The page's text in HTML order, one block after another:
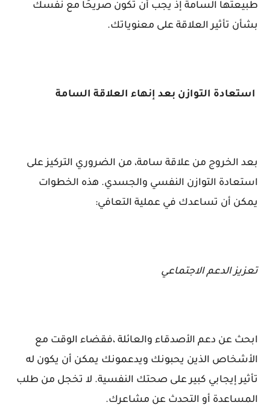
طبيعتها السامة إذ يجب أن تكون صريحًا مع نفسك
بشأن تأثير العلاقة على معنوياتك.
استعادة التوازن بعد إنهاء العلاقة السامة
بعد الخروج من علاقة سامة، من الضروري التركيز على
استعادة التوازن النفسي والجسدي. هذه الخطوات
يمكن أن تساعدك في عملية التعافي:
تعزيز الدعم الاجتماعي
ابحث عن دعم الأصدقاء والعائلة ،فقضاء الوقت مع
الأشخاص الذين يحبونك ويدعمونك يمكن أن يكون له
تأثير إيجابي كبير على صحتك النفسية. لا تخجل من طلب
المساعدة أو التحدث عن مشاعرك.